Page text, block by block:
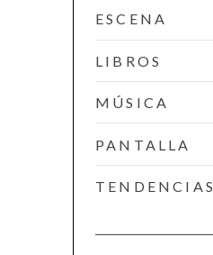
ESCENA
LIBROS
MÚSICA
PANTALLA
TENDENCIAS